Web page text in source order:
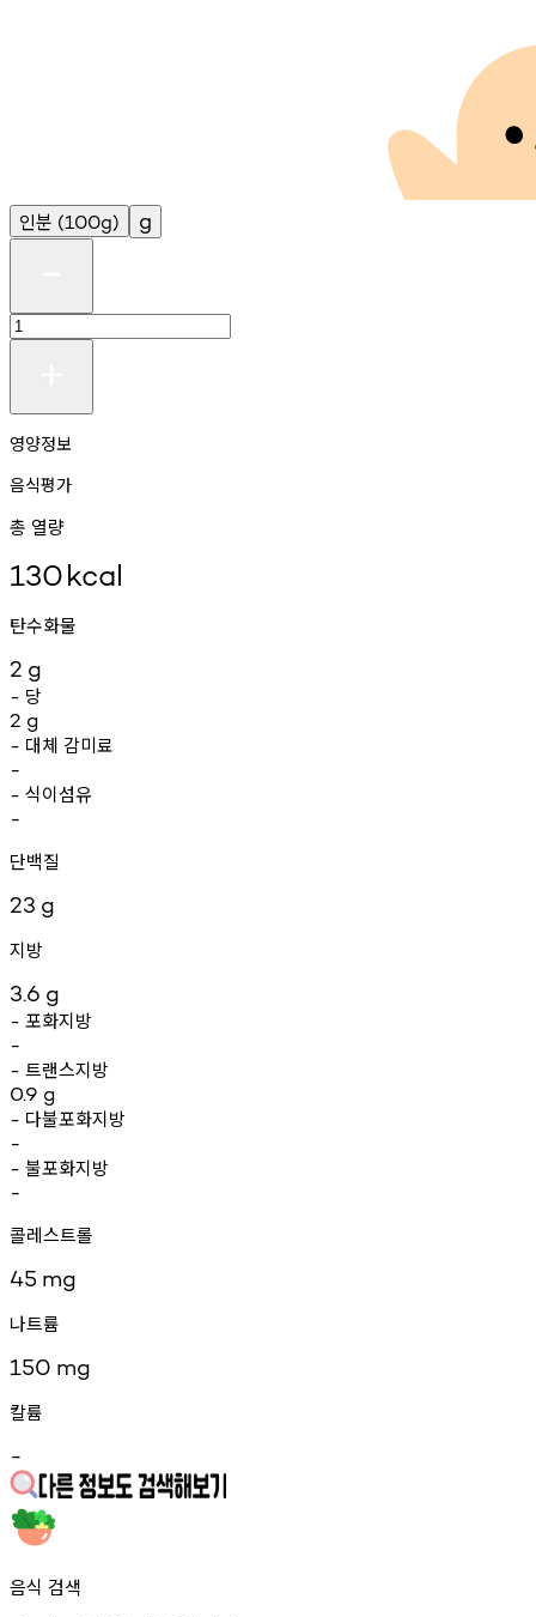
인분 (100g) g
영양정보
음식평가
총 열량
130kcal
탄수화물
2 g
- 당
2 g
- 대체 감미료
-
- 식이섬유
-
단백질
23 g
지방
3.6 g
- 포화지방
-
- 트랜스지방
0.9 g
- 다불포화지방
-
- 불포화지방
-
콜레스트롤
45 mg
나트륨
150 mg
칼륨
-
음식 검색